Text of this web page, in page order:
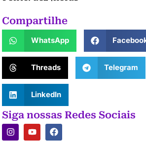
Compartilhe
WhatsApp
Threads Telegram
LinkedIn
Siga nossas Redes Sociais